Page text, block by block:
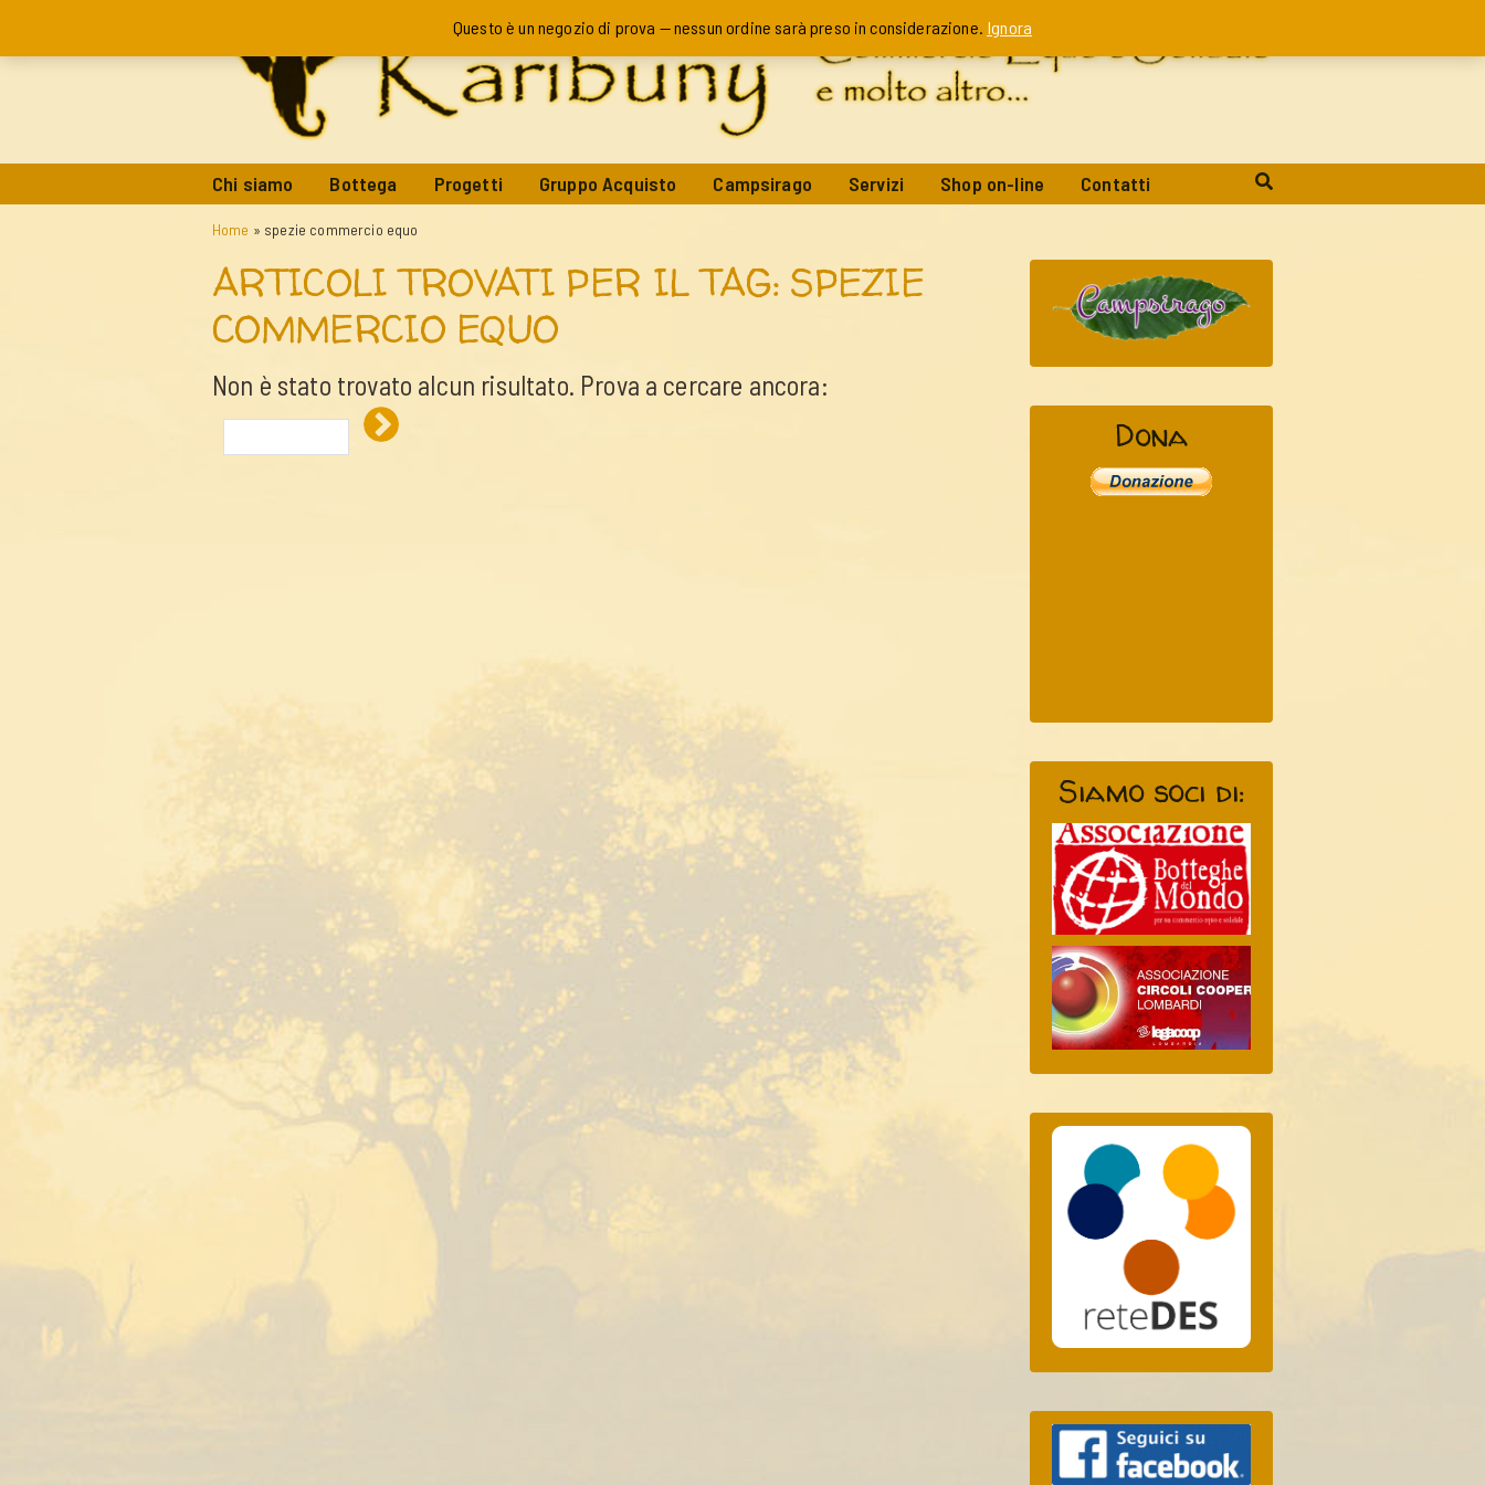
Chi siamo Bottega Progetti Gruppo Acquisto Campsirago Servizi Shop on-line Contatti
Home » spezie commercio equo
ARTICOLI TROVATI PER IL TAG: SPEZIE
COMMERCIO EQUO
Non è stato trovato alcun risultato. Prova a cercare ancora:
Dona
Siamo soci di:
Questo è un negozio di prova — nessun ordine sarà preso in considerazione. Ignora